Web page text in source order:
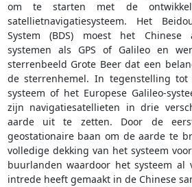
om te starten met de
satellietnavigatiesysteem. Het
System (BDS) moest het
systemen als GPS of Galileo en
sterrenbeeld Grote Beer dat een
de sterrenhemel. In tegenstelling tot
systeem of het Europese Galileo-
zijn navigatiesatellieten in drie
aarde uit te zetten. Door de
geostationaire baan om de aarde te
volledige dekking van het systeem
buurlanden waardoor het systeem al
intrede heeft gemaakt in de Chinese